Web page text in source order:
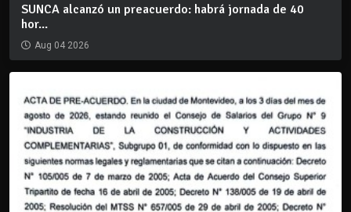
SUNCA alcanzó un preacuerdo: habrá jornada de 40
hor...
Aug 04 2026